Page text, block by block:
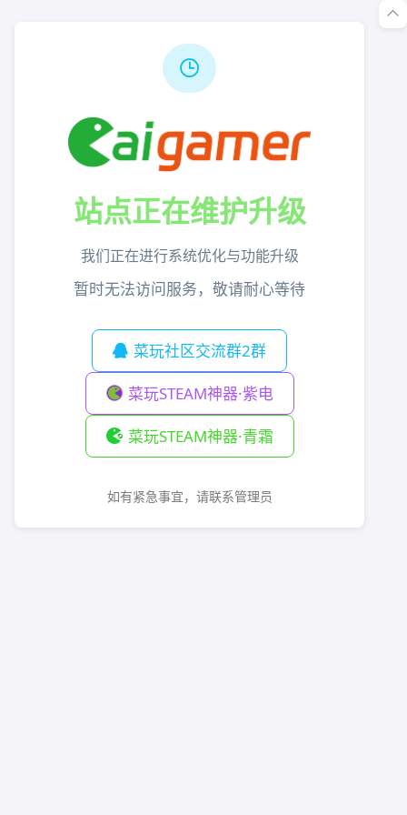
站点正在维护升级
我们正在进行系统优化与功能升级
暂时无法访问服务，敬请耐心等待
菜玩社区交流群2群
菜玩STEAM神器·紫电
菜玩STEAM神器·青霜
如有紧急事宜，请联系管理员